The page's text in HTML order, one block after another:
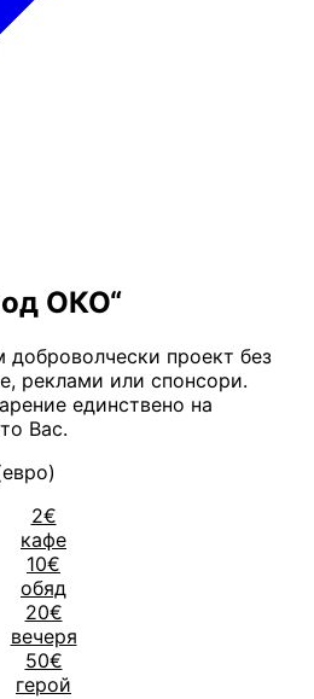
ОКО“
доброволчески проект без
реклами или спонсори.
единствено на
Вас.
2€
кафе
10€
обяд
20€
вечеря
50€
герой